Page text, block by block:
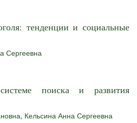
тенденции и социальные
Сергеевна
поиска и развития
, Кельсина Анна Сергеевна